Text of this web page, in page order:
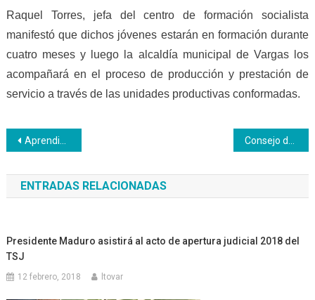
Raquel Torres, jefa del centro de formación socialista
manifestó que dichos jóvenes estarán en formación durante
cuatro meses y luego la alcaldía municipal de Vargas los
acompañará en el proceso de producción y prestación de
servicio a través de las unidades productivas conformadas.
Navegación
de
entradas
Aprendices del Inces sostuvieron un encuentro para debatir sobre el Petro Consejo de Trabajadores Productivos se formarán con Inces en área técnicas y administrativas
ENTRADAS RELACIONADAS
Presidente Maduro asistirá al acto de apertura judicial 2018 del
TSJ
12 febrero, 2018 ltovar